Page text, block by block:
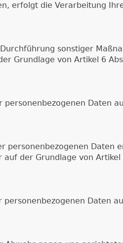
erfolgt die Verarbeitung
sonstiger
Grundlage von Artikel 6
Daten
personenbezogenen Daten
der Grundlage von
Daten